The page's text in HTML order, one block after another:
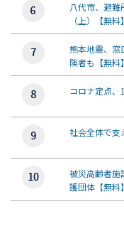
八代市、避
（上）【無料】
熊本地震、
険者も【無料】
コロナ定点
社会全体で支
被災高齢者
護団体【無料】